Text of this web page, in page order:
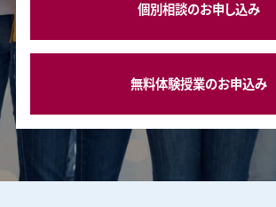
個別相談のお申し込み
無料体験授業のお申込み